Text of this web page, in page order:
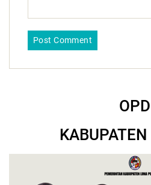
OPD